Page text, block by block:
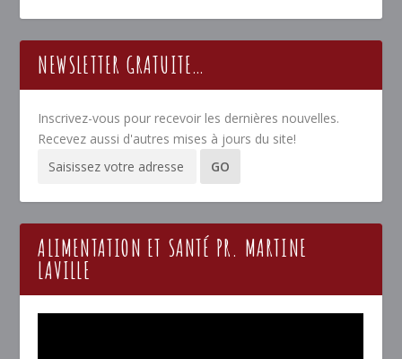
NEWSLETTER GRATUITE…
Inscrivez-vous pour recevoir les dernières nouvelles.
Recevez aussi d'autres mises à jours du site!
ALIMENTATION ET SANTÉ PR. MARTINE
LAVILLE